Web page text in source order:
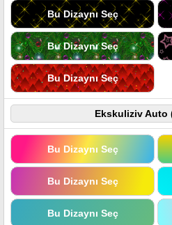
Bu Dizaynı Seç
Bu Dizaynı Seç
Bu Dizaynı Seç
Ekskuliziv Auto
Bu Dizaynı Seç
Bu Dizaynı Seç
Bu Dizaynı Seç